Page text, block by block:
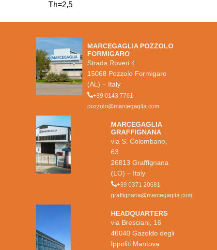
Th=2,5
MARCEGAGLIA POZZOLO
FORMIGARO
Strada Roveri 4
15068 Pozzolo Formigaro
(AL) – Italy
+39 0143 7761
pozzolo@marcegaglia.com
MARCEGAGLIA
GRAFFIGNANA
via S. Colombano,
63
26813 Graffignana
(LO) – Italy
+39 0371 20681
graffignana@marcegaglia.com
HEADQUARTERS
via Bresciani, 16
46040 Gazoldo degli
Ippoliti Mantova